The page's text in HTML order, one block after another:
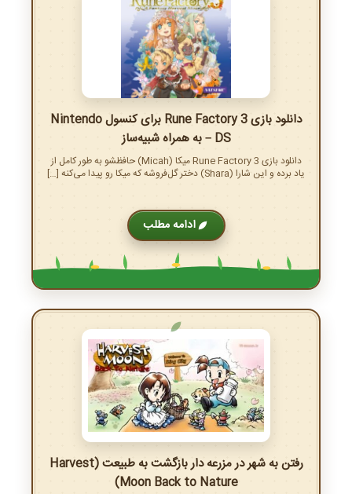
دانلود بازی Rune Factory 3 برای کنسول Nintendo
DS – به همراه شبیه‌ساز
دانلود بازی Rune Factory 3 میکا (Micah) حافظشو به طور کامل از
یاد برده و این شارا (Shara) دختر گل‌فروشه که میکا رو پیدا می‌کنه […]
ادامه مطلب
رفتن به شهر در مزرعه دار بازگشت به طبیعت (Harvest
Moon Back to Nature)